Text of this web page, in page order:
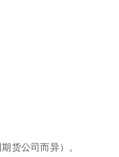
货公司而异）。